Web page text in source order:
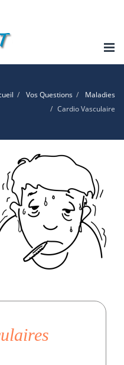
Vos Questions
Maladies
Cardio Vasculaire